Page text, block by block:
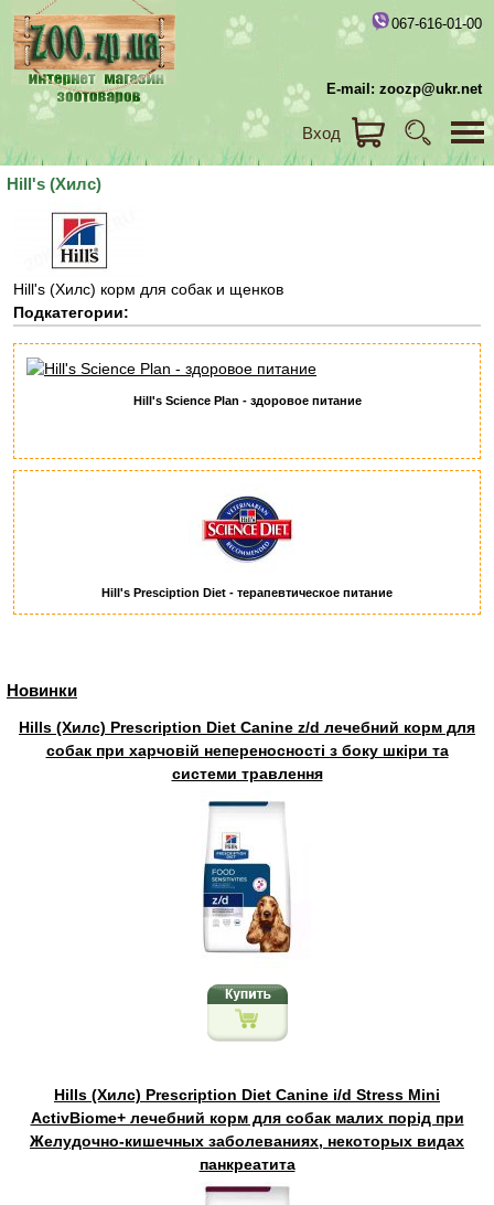
067-616-01-00
E-mail: zoozp@ukr.net
Вход
Hill's (Хилс)
Hill's (Хилс) корм для собак и щенков
Подкатегории:
Hill's Science Plan - здоровое питание
Hill's Presciption Diet - терапевтическое питание
Новинки
Hills (Хилс) Prescription Diet Canine z/d лечебний корм для
собак при харчовій непереносності з боку шкіри та
системи травлення
Hills (Хилс) Prescription Diet Canine i/d Stress Mini
ActivBiome+ лечебний корм для собак малих порід при
Желудочно-кишечных заболеваниях, некоторых видах
панкреатита